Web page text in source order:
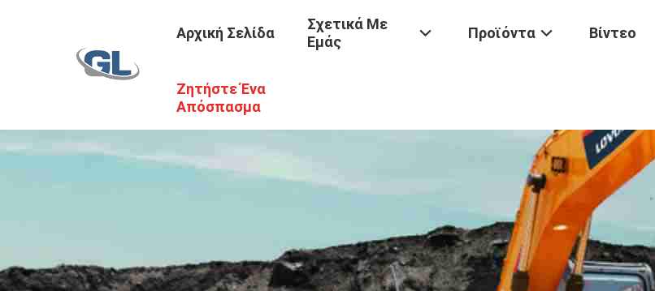
Αρχική Σελίδα
Σχετικά Με
Εμάς
Προϊόντα Βίντεο
Ζητήστε Ένα
Απόσπασμα